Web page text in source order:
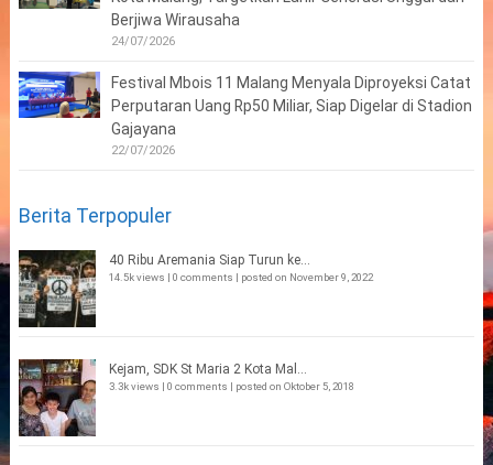
Berjiwa Wirausaha
24/07/2026
Festival Mbois 11 Malang Menyala Diproyeksi Catat
Perputaran Uang Rp50 Miliar, Siap Digelar di Stadion
Gajayana
22/07/2026
Berita Terpopuler
40 Ribu Aremania Siap Turun ke...
14.5k views | 0 comments | posted on November 9, 2022
Kejam, SDK St Maria 2 Kota Mal...
3.3k views | 0 comments | posted on Oktober 5, 2018